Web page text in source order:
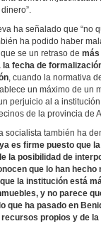
ha señalado que “no
ha podido haber
se un retraso de más
fecha de
, cuando la normativa
un máximo de un
perjuicio al a
de la provincia de
socialista también ha
es firme puesto que
la posibilidad de
que lo han hecho
la institución está
y no parece
que ha pasado en
propios y de la